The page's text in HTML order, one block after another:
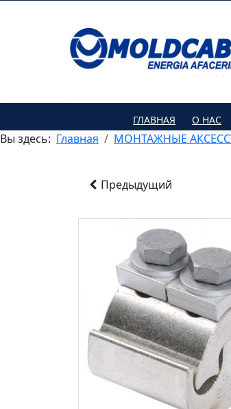
ГЛАВНАЯ О НАС
Вы здесь: Главная МОНТАЖНЫЕ
Предыдущий